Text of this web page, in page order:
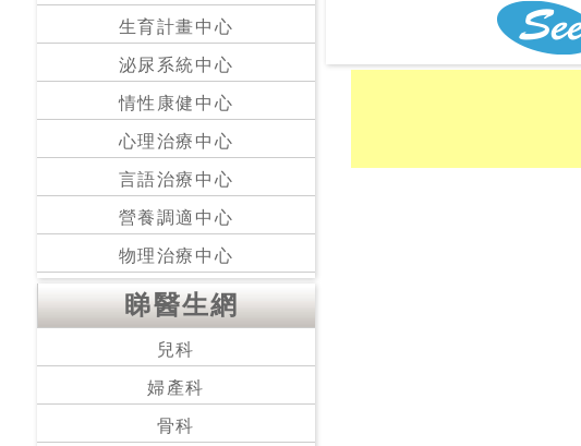
生育計畫中心
泌尿系統中心
情性康健中心
心理治療中心
言語治療中心
營養調適中心
物理治療中心
睇醫生網
兒科
婦產科
骨科